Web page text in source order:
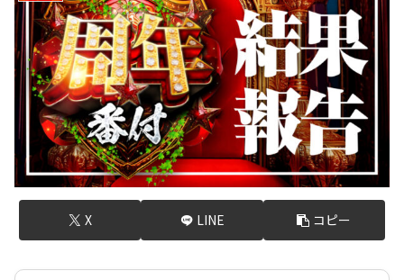
X LINE コピー